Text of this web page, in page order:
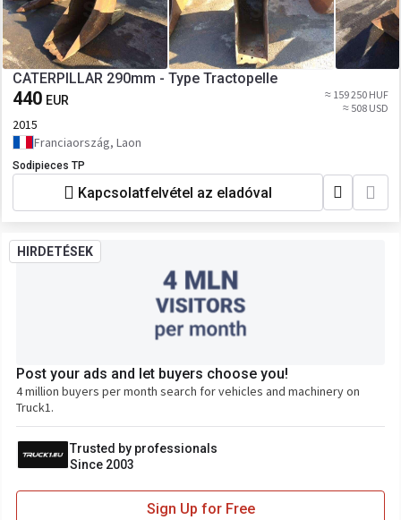
CATERPILLAR 290mm - Type Tractopelle
440 EUR
≈ 159 250 HUF
≈ 508 USD
2015
Franciaország, Laon
Sodipieces TP
Kapcsolatfelvétel az eladóval
HIRDETÉSEK
Post your ads and let buyers choose you!
4 million buyers per month search for vehicles and machinery on
Truck1.
Trusted by professionals
Since 2003
Sign Up for Free